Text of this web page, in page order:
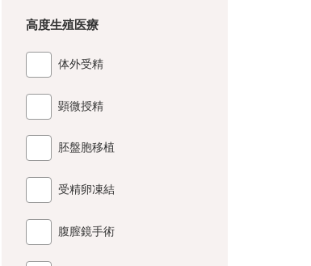
高度生殖医療
体外受精
顕微授精
胚盤胞移植
受精卵凍結
腹膣鏡手術